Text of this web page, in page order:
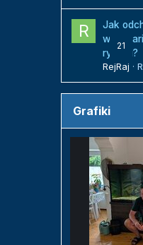
21
Jak
w
rybami?
RejRaj ·
Grafiki